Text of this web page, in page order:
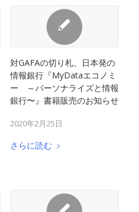
対GAFAの切り札、日本発の
情報銀行『MyDataエコノミ
ー ～パーソナライズと情報
銀行〜』書籍販売のお知らせ
2020年2月25日
さらに読む